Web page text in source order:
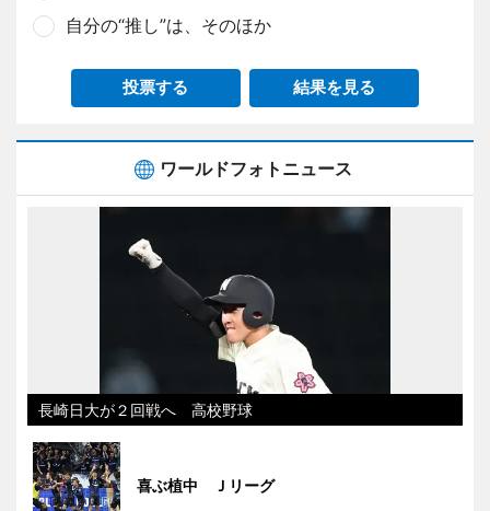
自分の“推し”は、そのほか
投票する 結果を見る
ワールドフォトニュース
長崎日大が２回戦へ 高校野球
喜ぶ植中 Ｊリーグ